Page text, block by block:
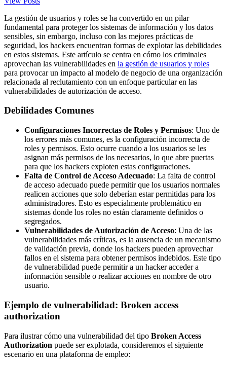
La gestión de usuarios y roles se ha convertido en un pilar
fundamental para proteger los sistemas de información y los datos
sensibles, sin embargo, incluso con las mejores prácticas de
seguridad, los hackers encuentran formas de explotar las debilidades
en estos sistemas. Este artículo se centra en cómo los criminales
aprovechan las vulnerabilidades en la gestión de usuarios y roles
para provocar un impacto al modelo de negocio de una organización
relacionada al reclutamiento con un enfoque particular en las
vulnerabilidades de autorización de acceso.
Debilidades Comunes
Configuraciones Incorrectas de Roles y Permisos: Uno de
los errores más comunes, es la configuración incorrecta de
roles y permisos. Esto ocurre cuando a los usuarios se les
asignan más permisos de los necesarios, lo que abre puertas
para que los hackers exploten estas configuraciones.
Falta de Control de Acceso Adecuado: La falta de control
de acceso adecuado puede permitir que los usuarios normales
realicen acciones que solo deberían estar permitidas para los
administradores. Esto es especialmente problemático en
sistemas donde los roles no están claramente definidos o
segregados.
Vulnerabilidades de Autorización de Acceso: Una de las
vulnerabilidades más críticas, es la ausencia de un mecanismo
de validación previa, donde los hackers pueden aprovechar
fallos en el sistema para obtener permisos indebidos. Este tipo
de vulnerabilidad puede permitir a un hacker acceder a
información sensible o realizar acciones en nombre de otro
usuario.
Ejemplo de vulnerabilidad: Broken access
authorization
Para ilustrar cómo una vulnerabilidad del tipo Broken Access
Authorization puede ser explotada, consideremos el siguiente
escenario en una plataforma de empleo: